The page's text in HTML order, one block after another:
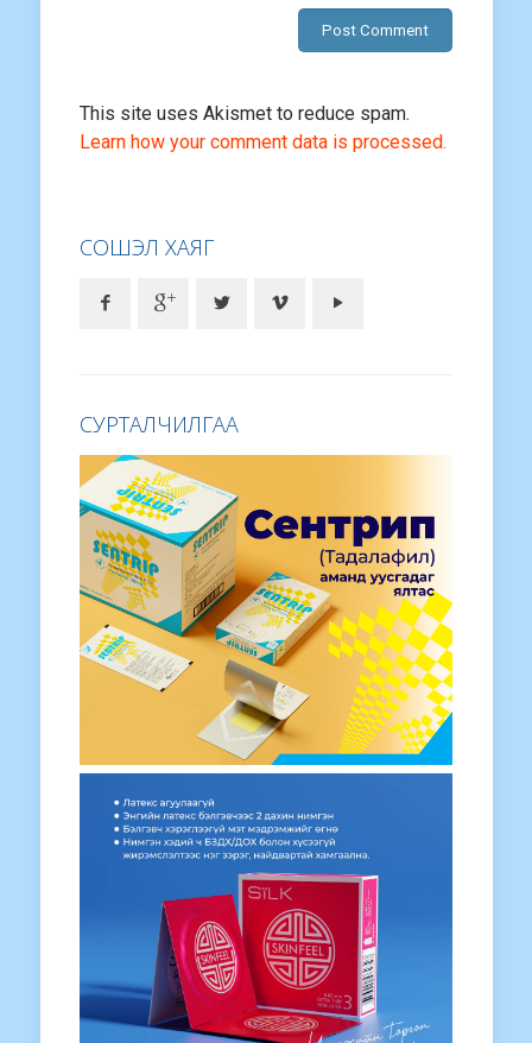
This site uses Akismet to reduce spam.
Learn how your comment data is processed.
СОШЭЛ ХАЯГ
СУРТАЛЧИЛГАА